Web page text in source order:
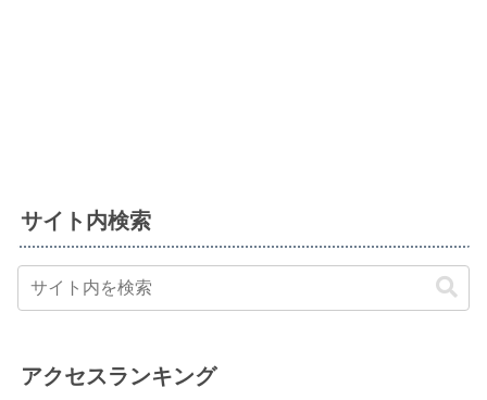
サイト内検索
アクセスランキング